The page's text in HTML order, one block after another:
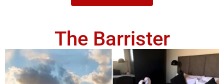
The Barrister